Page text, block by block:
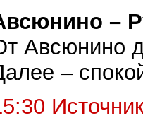
–
Авсюнино
–